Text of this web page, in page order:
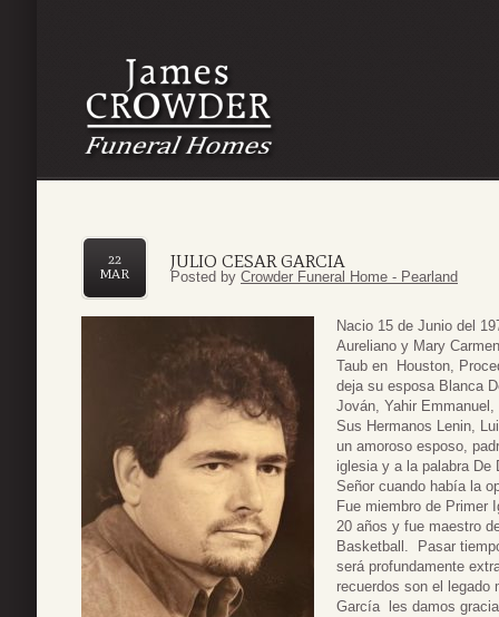
JULIO CESAR GARCIA
22
MAR
Posted by Crowder Funeral Home - Pearland
Nacio 15 de Junio del
Aureliano y Mary
Taub en Houston,
deja su esposa Blanca
Jován, Yahir
Sus Hermanos Lenin,
un amoroso esposo,
iglesia y a la palabra De
Señor cuando había la
Fue miembro de Primer
20 años y fue maestro
Basketball. Pasar
será profundamente
recuerdos son el legado
García les damos